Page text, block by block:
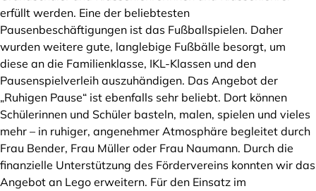
erfüllt werden. Eine der beliebtesten
Pausenbeschäftigungen ist das Fußballspielen. Daher
wurden weitere gute, langlebige Fußbälle besorgt, um
diese an die Familienklasse, IKL-Klassen und den
Pausenspielverleih auszuhändigen. Das Angebot der
„Ruhigen Pause“ ist ebenfalls sehr beliebt. Dort können
Schülerinnen und Schüler basteln, malen, spielen und vieles
mehr – in ruhiger, angenehmer Atmosphäre begleitet durch
Frau Bender, Frau Müller oder Frau Naumann. Durch die
finanzielle Unterstützung des Fördervereins konnten wir das
Angebot an Lego erweitern. Für den Einsatz im